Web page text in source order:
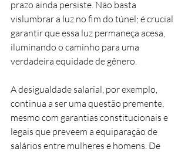
prazo ainda persiste. Não basta
vislumbrar a luz no fim do túnel; é crucial
garantir que essa luz permaneça acesa,
iluminando o caminho para uma
verdadeira equidade de gênero.
A desigualdade salarial, por exemplo,
continua a ser uma questão premente,
mesmo com garantias constitucionais e
legais que preveem a equiparação de
salários entre mulheres e homens. De